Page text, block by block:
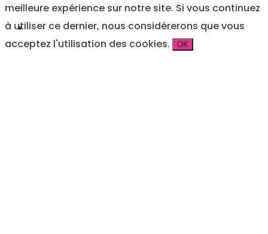
meilleure expérience sur notre site. Si vous continuez
à utiliser ce dernier, nous considérerons que vous
acceptez l'utilisation des cookies.
OK